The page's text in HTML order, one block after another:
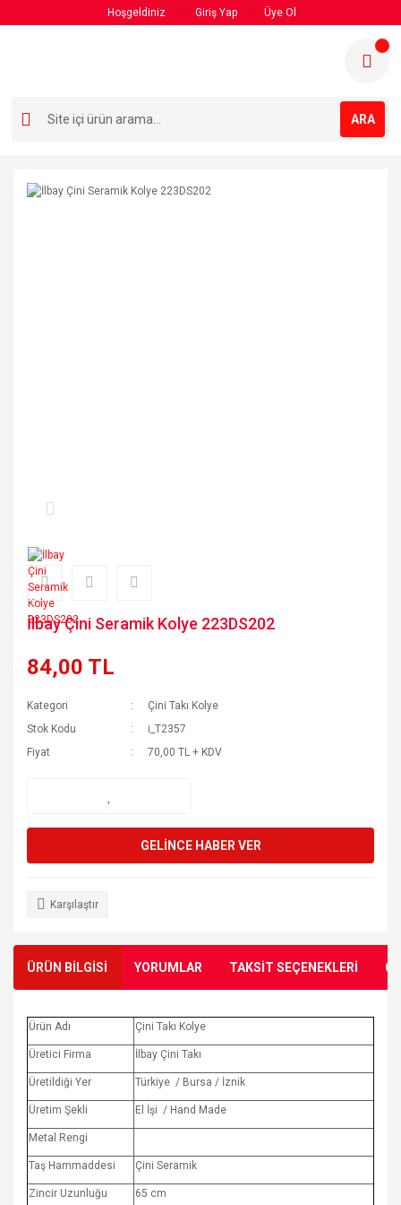
Hoşgeldiniz Giriş Yap Üye Ol
ARA
İlbay Çini Seramik Kolye 223DS202
84,00 TL
Kategori
Çini Takı Kolye
Stok Kodu
i_T2357
Fiyat
70,00 TL + KDV
GELİNCE HABER VER
Karşılaştır
ÜRÜN BİLGİSİ YORUMLAR TAKSİT SEÇENEKLERİ
Ürün Adı Çini Takı Kolye
Üretici Firma İlbay Çini Takı
Üretildiği Yer Türkiye / Bursa / İznik
Üretim Şekli El İşi / Hand Made
Metal Rengi
Taş Hammaddesi Çini Seramik
Zincir Uzunluğu 65 cm